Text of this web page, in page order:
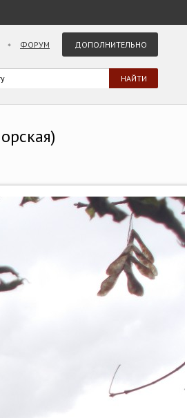
ФОРУМ ДОПОЛНИТЕЛЬНО